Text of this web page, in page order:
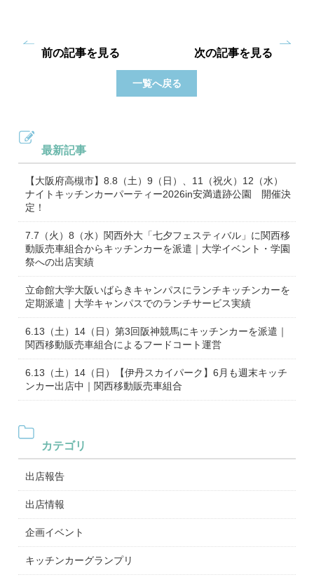
前の記事を見る
一覧へ戻る
次の記事を見る
最新記事
【大阪府高槻市】8.8（土）9（日）、11（祝火）12（水）
ナイトキッチンカーパーティー2026in安満遺跡公園 開催決
定！
7.7（火）8（水）関西外大「七夕フェスティバル」に関西移
動販売車組合からキッチンカーを派遣｜大学イベント・学園
祭への出店実績
立命館大学大阪いばらきキャンパスにランチキッチンカーを
定期派遣｜大学キャンパスでのランチサービス実績
6.13（土）14（日）第3回阪神競馬にキッチンカーを派遣｜
関西移動販売車組合によるフードコート運営
6.13（土）14（日）【伊丹スカイパーク】6月も週末キッチ
ンカー出店中｜関西移動販売車組合
カテゴリ
出店報告
出店情報
企画イベント
キッチンカーグランプリ